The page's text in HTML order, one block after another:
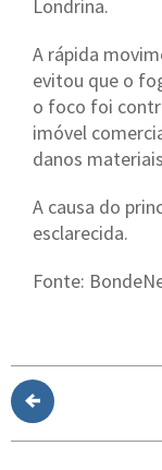
Londrina.
A rápida
evitou que o
o foco foi
imóvel
danos
A causa do
esclarecida.
Fonte: